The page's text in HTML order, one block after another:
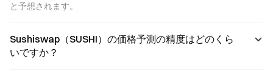
と予想されます。
Sushiswap（SUSHI）の価格予測の精度はどのくら
いですか？